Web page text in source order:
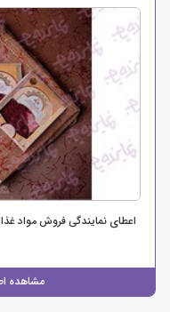
اعطای نمایندگی فروش مواد
مشاهده